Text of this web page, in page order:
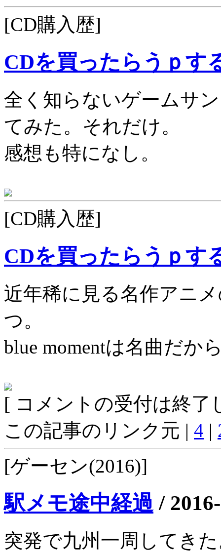
[CD購入歴]
CDを買ったらうｐす
全く知らないゲームサ
てみた。それだけ。
感想も特になし。
[CD購入歴]
CDを買ったらうｐす
近年稀に見る名作アニ
つ。
blue momentは名曲だか
[ コメントの受付は終了
この記事のリンク元 | 4 |
[ゲーセン(2016)]
駅メモ途中経過/
突発で九州一周してき